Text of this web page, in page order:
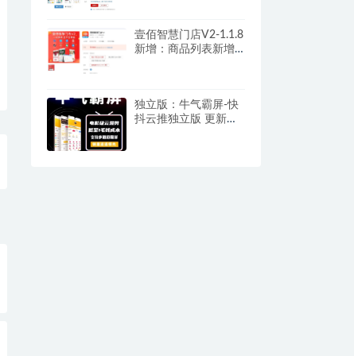
壹佰智慧门店V2-1.1.8
新增：商品列表新增
独立版：牛气霸屏-快
抖云推独立版 更新至